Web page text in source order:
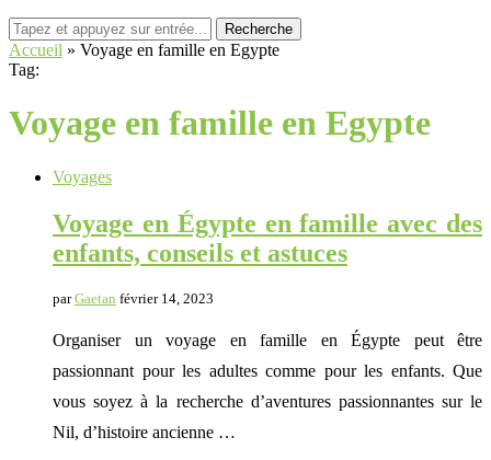
Recherche
Accueil » Voyage en famille en Egypte
Tag:
Voyage en famille en Egypte
Voyages
Voyage en Égypte en famille avec des
enfants, conseils et astuces
parGaetan février 14, 2023
Organiser un voyage en famille en Égypte peut être
passionnant pour les adultes comme pour les enfants. Que
vous soyez à la recherche d’aventures passionnantes sur le
Nil, d’histoire ancienne …